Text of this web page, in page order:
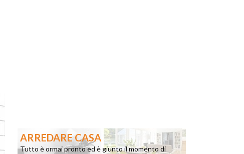
ARREDARE CASA
Tutto è ormai pronto ed è giunto il momento di